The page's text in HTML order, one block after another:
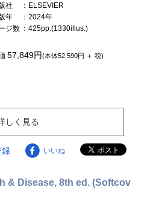
社
：ELSEVIER
年
：2024年
ジ数 ：425pp.(1330illus.)
57,849円(本体52,590円 ＋ 税)
しく見る
録 いいね
& Disease, 8th ed. (Softcov